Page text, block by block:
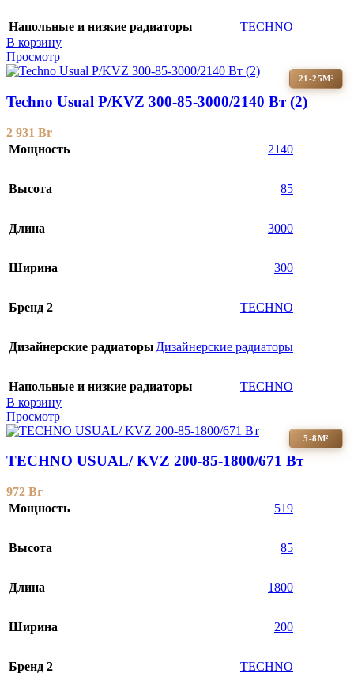
Напольные и низкие радиаторы
TECHNO
В корзину
Просмотр
21-25М²
Techno Usual P/KVZ 300-85-3000/2140 Вт (2)
2 931 Br
Мощность
2140
Высота 85
Длина 3000
Ширина 300
Бренд 2 TECHNO
Дизайнерские радиаторы Дизайнерские радиаторы
Напольные и низкие радиаторы
TECHNO
В корзину
Просмотр
5-8М²
TECHNO USUAL/ KVZ 200-85-1800/671 Вт
972 Br
Мощность
519
Высота 85
Длина 1800
Ширина 200
Бренд 2 TECHNO